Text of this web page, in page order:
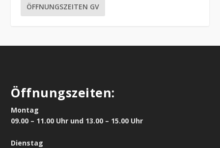
ÖFFNUNGSZEITEN GV
Öffnungszeiten:
Montag
09.00 – 11.00 Uhr und 13.00 – 15.00 Uhr
Dienstag